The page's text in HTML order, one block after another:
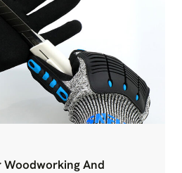
Woodworking And